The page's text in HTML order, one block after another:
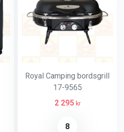
Royal Camping bordsgrill
17-9565
2 295 kr
8